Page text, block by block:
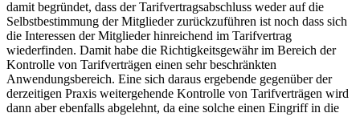
damit begründet, dass der Tarifvertragsabschluss weder auf die
Selbstbestimmung der Mitglieder zurückzuführen ist noch dass sich
die Interessen der Mitglieder hinreichend im Tarifvertrag
wiederfinden. Damit habe die Richtigkeitsgewähr im Bereich der
Kontrolle von Tarifverträgen einen sehr beschränkten
Anwendungsbereich. Eine sich daraus ergebende gegenüber der
derzeitigen Praxis weitergehende Kontrolle von Tarifverträgen wird
dann aber ebenfalls abgelehnt, da eine solche einen Eingriff in die